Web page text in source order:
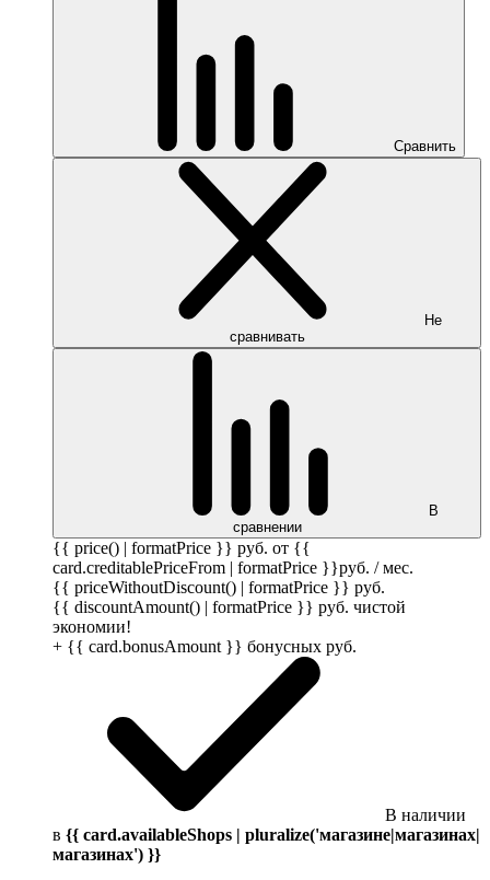
Сравнить
Не
сравнивать
В
сравнении
{{ price() | formatPrice }} руб. от {{
card.creditablePriceFrom | formatPrice }}руб. / мес.
{{ priceWithoutDiscount() | formatPrice }} руб.
{{ discountAmount() | formatPrice }} руб. чистой
экономии!
+ {{ card.bonusAmount }} бонусных руб.
В наличии
в {{ card.availableShops | pluralize('магазине|магазинах|
магазинах') }}